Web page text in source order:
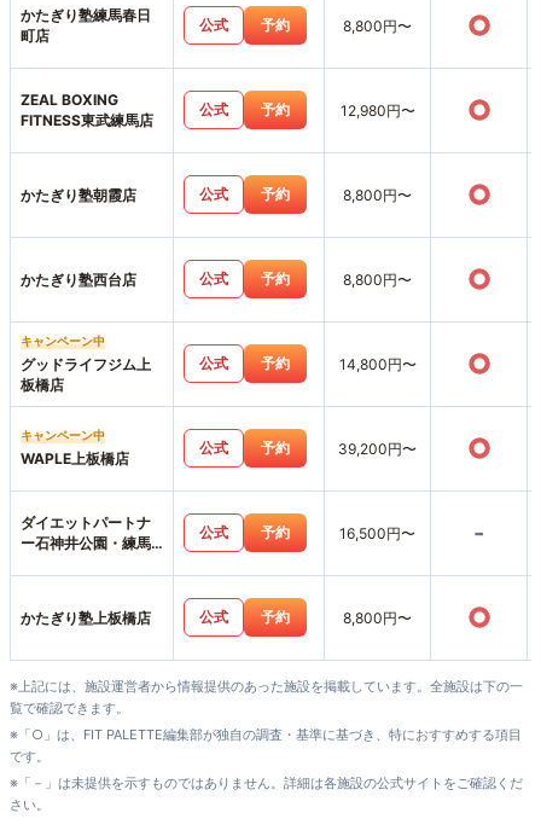
かたぎり塾練馬春日
町店
公式 予約 8,800円〜 ○
ZEAL BOXING
FITNESS東武練馬店
公式 予約 12,980円〜 ○
かたぎり塾朝霞店 公式 予約 8,800円〜 ○
かたぎり塾西台店 公式 予約 8,800円〜 ○
キャンペーン中
グッドライフジム上
板橋店
公式 予約 14,800円〜 ○
キャンペーン中
WAPLE上板橋店
公式 予約 39,200円〜 ○
ダイエットパートナ
ー石神井公園・練馬
公式 予約 16,500円〜 -
かたぎり塾上板橋店 公式 予約 8,800円〜 ○
※上記には、施設運営者から情報提供のあった施設を掲載しています。全施設は下の一
覧で確認できます。
※「○」は、FIT PALETTE編集部が独自の調査・基準に基づき、特におすすめする項目
です。
※「－」は未提供を示すものではありません。詳細は各施設の公式サイトをご確認くだ
さい。